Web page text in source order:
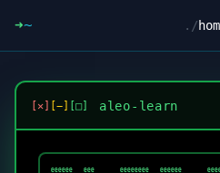
➜~ ./
[✕] [−] [□] aleo-learn
@@@@@@   @@@       @@@@@@@@   @@@@@@